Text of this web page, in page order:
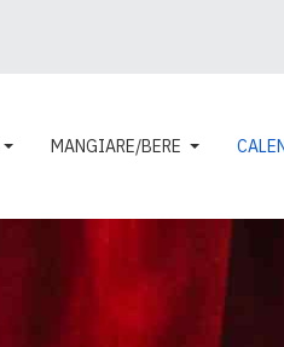
MANGIARE/BERE